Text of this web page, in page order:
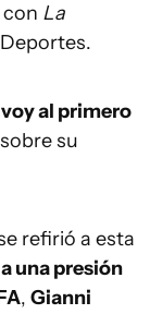
La
voy al primero
su
refirió a esta
una presión
, Gianni